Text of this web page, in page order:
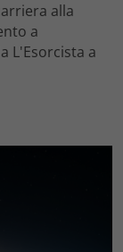
alla
a
L'Esorcista a